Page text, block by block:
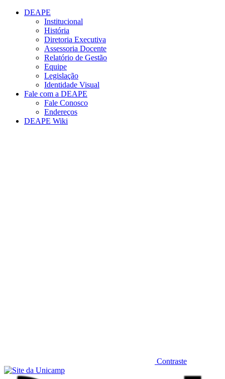
Conteúdo principal
DEAPE
Institucional
História
Diretoria Executiva
Assessoria Docente
Relatório de Gestão
Equipe
Legislação
Identidade Visual
Fale com a DEAPE
Fale Conosco
Endereços
DEAPE Wiki
Contraste